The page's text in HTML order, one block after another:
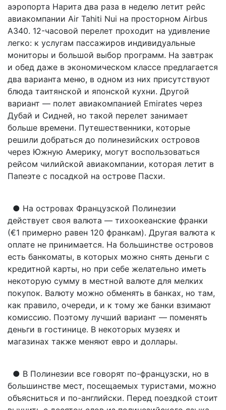
аэропорта Нарита два раза в неделю летит рейс
авиакомпании Air Tahiti Nui на просторном Airbus
A340. 12-часовой перелет проходит на удивление
легко: к услугам пассажиров индивидуальные
мониторы и большой выбор программ. На завтрак
и обед даже в экономическом классе предлагается
два варианта меню, в одном из них присутствуют
блюда таитянской и японской кухни. Другой
вариант — полет авиакомпанией Emirates через
Дубай и Сидней, но такой перелет занимает
больше времени. Путешественники, которые
решили добраться до полинезийских островов
через Южную Америку, могут воспользоваться
рейсом чилийской авиакомпании, которая летит в
Папеэте с посадкой на острове Пасхи.
● На островах Французской Полинезии
действует своя валюта — тихоокеанские франки
(€1 примерно равен 120 франкам). Другая валюта к
оплате не принимается. На большинстве островов
есть банкоматы, в которых можно снять деньги с
кредитной карты, но при себе желательно иметь
некоторую сумму в местной валюте для мелких
покупок. Валюту можно обменять в банках, но там,
как правило, очереди, и к тому же банки взимают
комиссию. Поэтому лучший вариант — поменять
деньги в гостинице. В некоторых музеях и
магазинах также меняют евро и доллары.
● В Полинезии все говорят по-французски, но в
большинстве мест, посещаемых туристами, можно
объясниться и по-английски. Перед поездкой стоит